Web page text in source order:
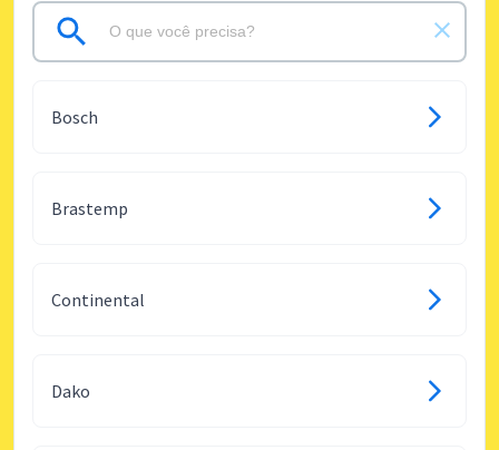
Bosch
Brastemp
Continental
Dako